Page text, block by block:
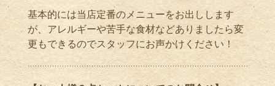
基本的には当店定番のメニューをお出しします
が、アレルギーや苦手な食材などありましたら変
更もできるのでスタッフにお声かけください！